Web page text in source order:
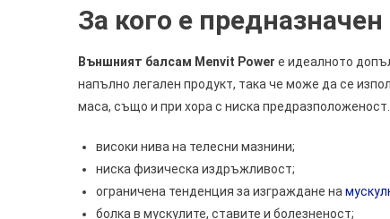
За кого е
Външният балсам Menvit Power е идеалното
напълно легален продукт, така че може да се
маса, също и при хора с ниска
високи нива на телесни мазнини;
ниска физическа издръжливост;
ограничена тенденция за изграждане на
болка в мускулите, ставите и болезненост;